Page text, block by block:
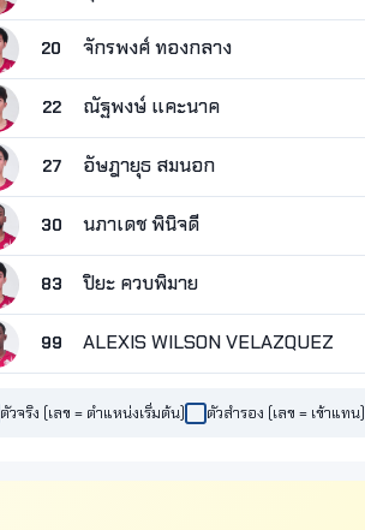
20 จักรพงศ์ ทองกลาง
22 ณัฐพงษ์ แคะนาค
27 อัษฎายุธ สมนอก
30 นภาเดช พินิจดี
83 ปิยะ ควบพิมาย
99 ALEXIS WILSON VELAZQUEZ
ตัวจริง (เลข = ตำแหน่งเริ่มต้น) ตัวสำรอง (เลข = เข้าแทน)